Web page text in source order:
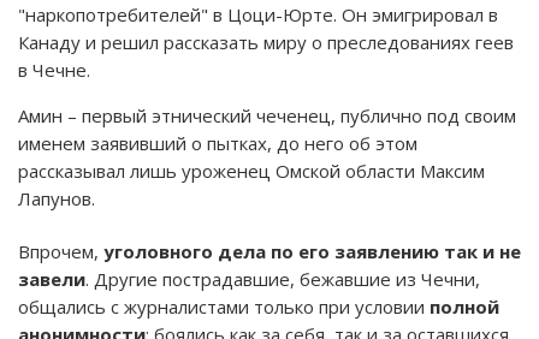
"наркопотребителей" в Цоци-Юрте. Он эмигрировал в
Канаду и решил рассказать миру о преследованиях геев
в Чечне.
Амин – первый этнический чеченец, публично под своим
именем заявивший о пытках, до него об этом
рассказывал лишь уроженец Омской области Максим
Лапунов.
Впрочем, уголовного дела по его заявлению так и не
завели. Другие пострадавшие, бежавшие из Чечни,
общались с журналистами только при условии полной
анонимности: боялись как за себя, так и за оставшихся